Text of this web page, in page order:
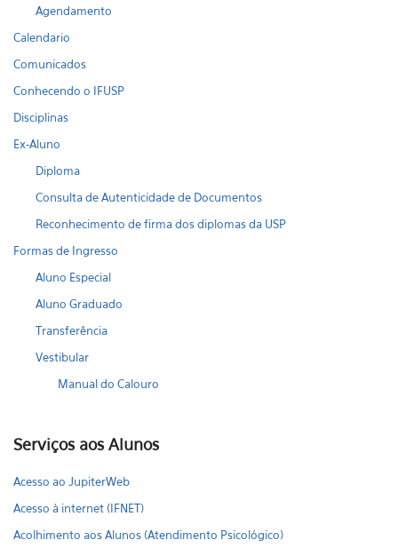
Agendamento
Calendario
Comunicados
Conhecendo o IFUSP
Disciplinas
Ex-Aluno
Diploma
Consulta de Autenticidade de Documentos
Reconhecimento de firma dos diplomas da USP
Formas de Ingresso
Aluno Especial
Aluno Graduado
Transferência
Vestibular
Manual do Calouro
Serviços aos Alunos
Acesso ao JupiterWeb
Acesso à internet (IFNET)
Acolhimento aos Alunos (Atendimento Psicológico)